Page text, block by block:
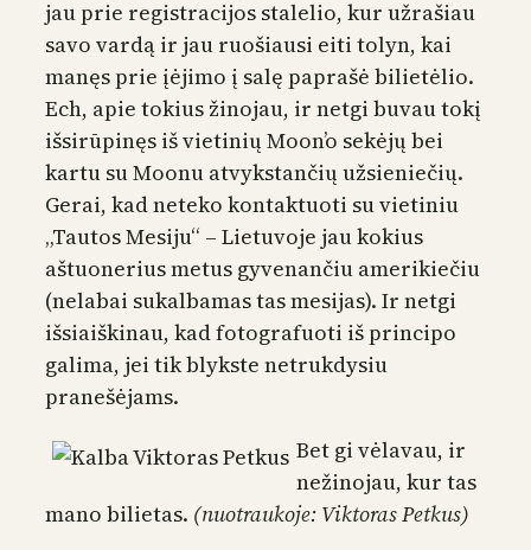
jau prie registracijos stalelio, kur užrašiau
savo vardą ir jau ruošiausi eiti tolyn, kai
manęs prie įėjimo į salę paprašė bilietėlio.
Ech, apie tokius žinojau, ir netgi buvau tokį
išsirūpinęs iš vietinių Moon’o sekėjų bei
kartu su Moonu atvykstančių užsieniečių.
Gerai, kad neteko kontaktuoti su vietiniu
„Tautos Mesiju“ – Lietuvoje jau kokius
aštuonerius metus gyvenančiu amerikiečiu
(nelabai sukalbamas tas mesijas). Ir netgi
išsiaiškinau, kad fotografuoti iš principo
galima, jei tik blykste netrukdysiu
pranešėjams.
Bet gi vėlavau, ir
nežinojau, kur tas
mano bilietas. (nuotraukoje: Viktoras Petkus)